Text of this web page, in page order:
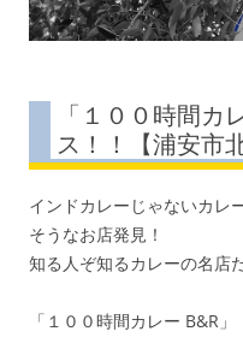
「１００時間カ
ス！！【浦安市
インドカレーじゃないカレ
そうなお店発見！
知る人ぞ知るカレーの名店
「１００時間カレー B&R」